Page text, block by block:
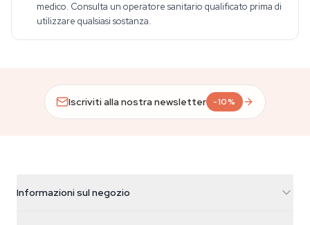
medico. Consulta un operatore sanitario qualificato prima di
utilizzare qualsiasi sostanza.
Iscriviti alla nostra newsletter -10%
Informazioni sul negozio